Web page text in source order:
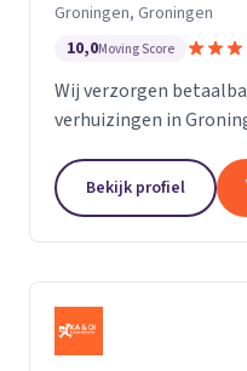
Groningen, Groningen
10,0Moving Score
Wij verzorgen
verhuizingen in
Bekijk profiel